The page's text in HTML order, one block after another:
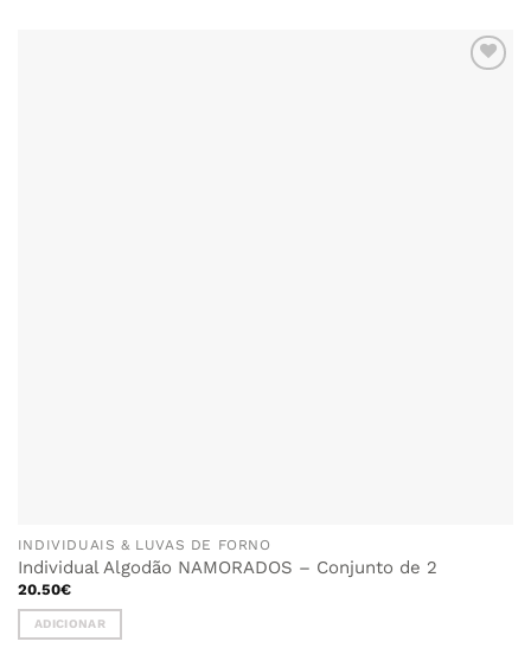
INDIVIDUAIS & LUVAS DE FORNO
Individual Algodão NAMORADOS – Conjunto de 2
20.50€
ADICIONAR